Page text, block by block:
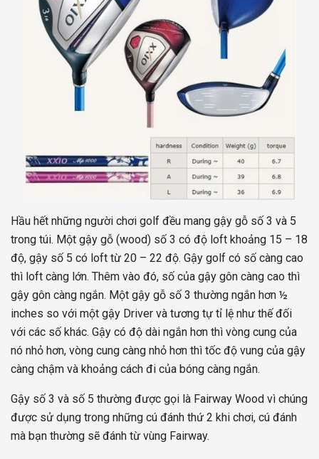
Hầu hết những người chơi golf đều mang gậy gỗ số 3 và 5
trong túi. Một gậy gỗ (wood) số 3 có độ loft khoảng 15 – 18
độ, gậy số 5 có loft từ 20 – 22 độ. Gậy golf có số càng cao
thì loft càng lớn. Thêm vào đó, số của gậy gôn càng cao thì
gậy gôn càng ngắn. Một gậy gỗ số 3 thường ngắn hơn ½
inches so với một gậy Driver và tương tự tỉ lệ như thế đối
với các số khác. Gậy có độ dài ngắn hơn thì vòng cung của
nó nhỏ hơn, vòng cung càng nhỏ hơn thì tốc độ vung của gậy
càng chậm và khoảng cách đi của bóng càng ngắn.
Gậy số 3 và số 5 thường được gọi là Fairway Wood vì chúng
được sử dụng trong những cú đánh thứ 2 khi chơi, cú đánh
mà bạn thường sẽ đánh từ vùng Fairway.